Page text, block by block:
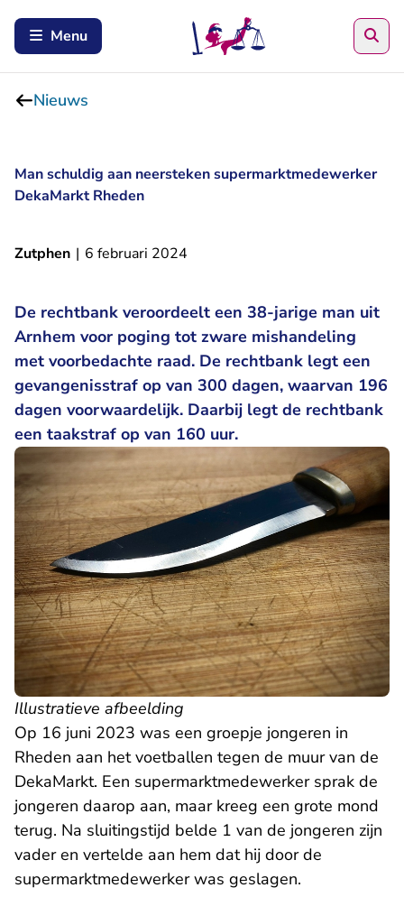
Menu
Nieuws
Man schuldig aan neersteken supermarktmedewerker
DekaMarkt Rheden
Zutphen | 6 februari 2024
De rechtbank veroordeelt een 38-jarige man uit
Arnhem voor poging tot zware mishandeling
met voorbedachte raad. De rechtbank legt een
gevangenisstraf op van 300 dagen, waarvan 196
dagen voorwaardelijk. Daarbij legt de rechtbank
een taakstraf op van 160 uur.
Illustratieve afbeelding
Op 16 juni 2023 was een groepje jongeren in
Rheden aan het voetballen tegen de muur van de
DekaMarkt. Een supermarktmedewerker sprak de
jongeren daarop aan, maar kreeg een grote mond
terug. Na sluitingstijd belde 1 van de jongeren zijn
vader en vertelde aan hem dat hij door de
supermarktmedewerker was geslagen.